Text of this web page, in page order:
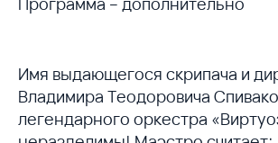
Имя выдающегося скрипача и
Владимира Теодоровича
легендарного оркестра